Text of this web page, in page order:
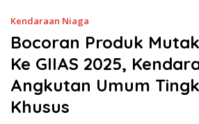
Kendaraan Niaga
Bocoran Produk
Ke GIIAS 2025,
Angkutan Umum
Khusus